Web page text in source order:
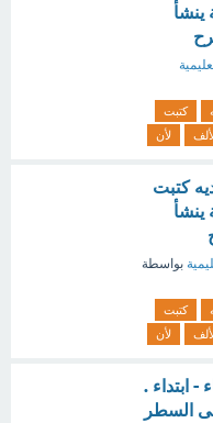
ينشأ
كتبت
لأن
كتبت
ينشأ
بواسطة
كتبت
لأن
ابتداء .
السطر